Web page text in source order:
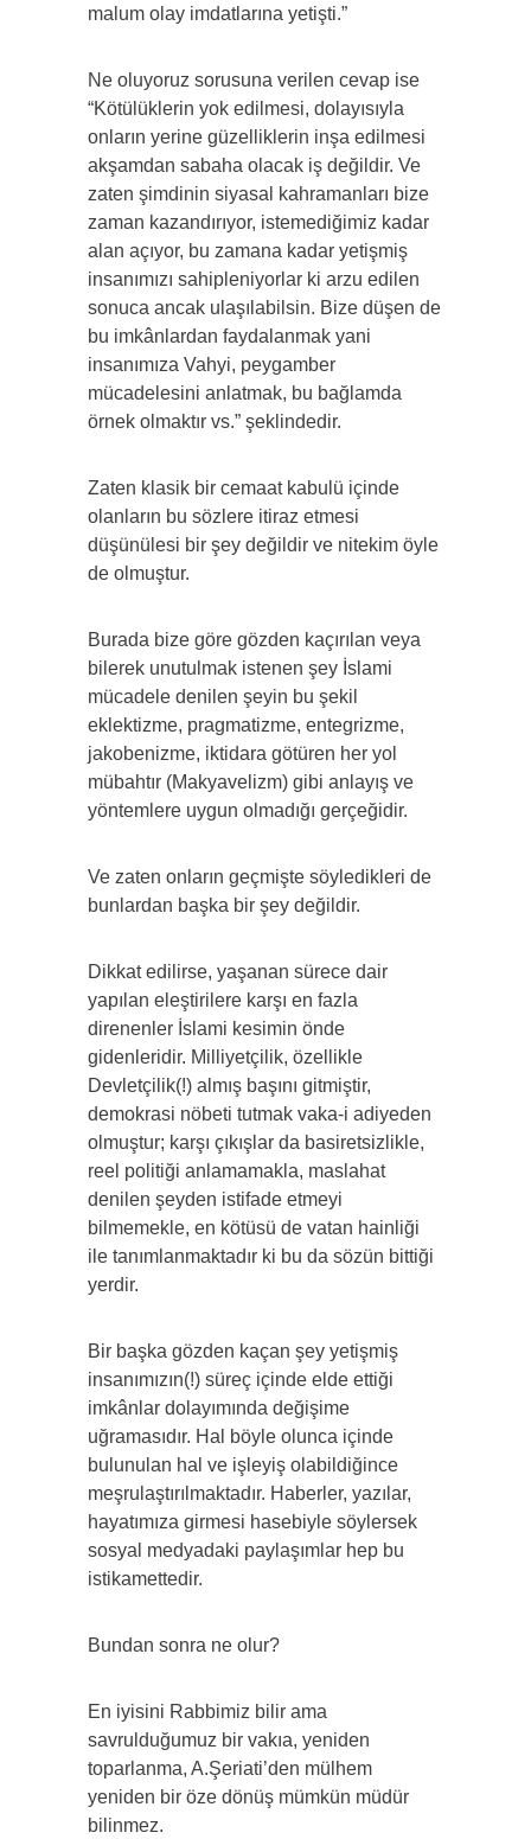
malum olay imdatlarına yetişti.”
Ne oluyoruz sorusuna verilen cevap ise
“Kötülüklerin yok edilmesi, dolayısıyla
onların yerine güzelliklerin inşa edilmesi
akşamdan sabaha olacak iş değildir. Ve
zaten şimdinin siyasal kahramanları bize
zaman kazandırıyor, istemediğimiz kadar
alan açıyor, bu zamana kadar yetişmiş
insanımızı sahipleniyorlar ki arzu edilen
sonuca ancak ulaşılabilsin. Bize düşen de
bu imkânlardan faydalanmak yani
insanımıza Vahyi, peygamber
mücadelesini anlatmak, bu bağlamda
örnek olmaktır vs.” şeklindedir.
Zaten klasik bir cemaat kabulü içinde
olanların bu sözlere itiraz etmesi
düşünülesi bir şey değildir ve nitekim öyle
de olmuştur.
Burada bize göre gözden kaçırılan veya
bilerek unutulmak istenen şey İslami
mücadele denilen şeyin bu şekil
eklektizme, pragmatizme, entegrizme,
jakobenizme, iktidara götüren her yol
mübahtır (Makyavelizm) gibi anlayış ve
yöntemlere uygun olmadığı gerçeğidir.
Ve zaten onların geçmişte söyledikleri de
bunlardan başka bir şey değildir.
Dikkat edilirse, yaşanan sürece dair
yapılan eleştirilere karşı en fazla
direnenler İslami kesimin önde
gidenleridir. Milliyetçilik, özellikle
Devletçilik(!) almış başını gitmiştir,
demokrasi nöbeti tutmak vaka-i adiyeden
olmuştur; karşı çıkışlar da basiretsizlikle,
reel politiği anlamamakla, maslahat
denilen şeyden istifade etmeyi
bilmemekle, en kötüsü de vatan hainliği
ile tanımlanmaktadır ki bu da sözün bittiği
yerdir.
Bir başka gözden kaçan şey yetişmiş
insanımızın(!) süreç içinde elde ettiği
imkânlar dolayımında değişime
uğramasıdır. Hal böyle olunca içinde
bulunulan hal ve işleyiş olabildiğince
meşrulaştırılmaktadır. Haberler, yazılar,
hayatımıza girmesi hasebiyle söylersek
sosyal medyadaki paylaşımlar hep bu
istikamettedir.
Bundan sonra ne olur?
En iyisini Rabbimiz bilir ama
savrulduğumuz bir vakıa, yeniden
toparlanma, A.Şeriati’den mülhem
yeniden bir öze dönüş mümkün müdür
bilinmez.